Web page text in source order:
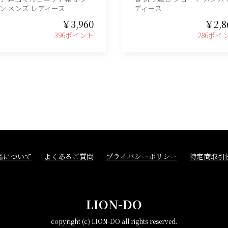
メンズ レディース
￥3,960
396ポイント
ディース
￥
286ポイ
について よくあるご質問 プライバシーポリシー 特定商取引
LION-DO
copyright (c) LION-DO all rights reserved.